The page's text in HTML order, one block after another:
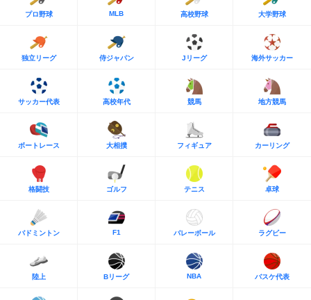
プロ野球 MLB 高校野球 大学野球
独立リーグ 侍ジャパン Jリーグ 海外サッカー
サッカー代表 高校年代 競馬 地方競馬
ボートレース 大相撲 フィギュア カーリング
格闘技 ゴルフ テニス 卓球
バドミントン F1 バレーボール ラグビー
陸上 Bリーグ NBA バスケ代表